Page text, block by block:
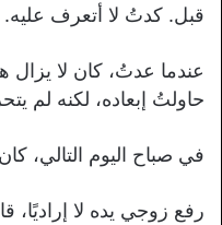
قبل. كدتُ لا أتعرف عليه.
عندما عدتُ، كان لا يزال
حاولتُ إبعاده، لكنه لم
في صباح اليوم التالي،
رفع زوجي يده لا إراديًا،